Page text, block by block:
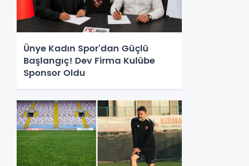
Ünye Kadın Spor'dan Güçlü
Başlangıç! Dev Firma Kulübe
Sponsor Oldu